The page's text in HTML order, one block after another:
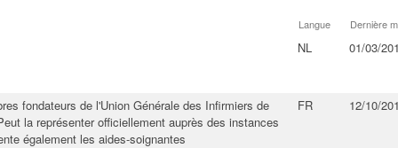
Langue Dernière
NL 01/03/
fondateurs de l'Union Générale des Infirmiers de
la représenter officiellement auprès des instances
également les aides-soignantes
FR 12/10/